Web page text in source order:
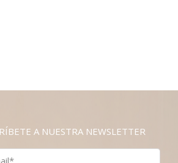
A NUESTRA NEWSLETTER